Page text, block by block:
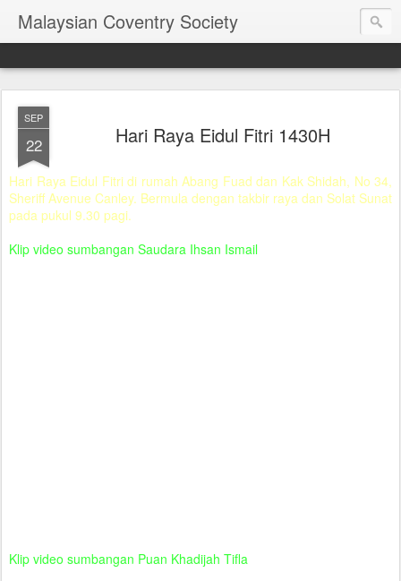
Malaysian Coventry Society
SEP
22 Hari Raya Eidul Fitri 1430H
Hari Raya Eidul Fitri di rumah Abang Fuad dan Kak Shidah, No 34,
Sheriff Avenue Canley. Bermula dengan takbir raya dan Solat Sunat
pada pukul 9.30 pagi.
Klip video sumbangan Saudara Ihsan Ismail
Klip video sumbangan Puan Khadijah Tifla